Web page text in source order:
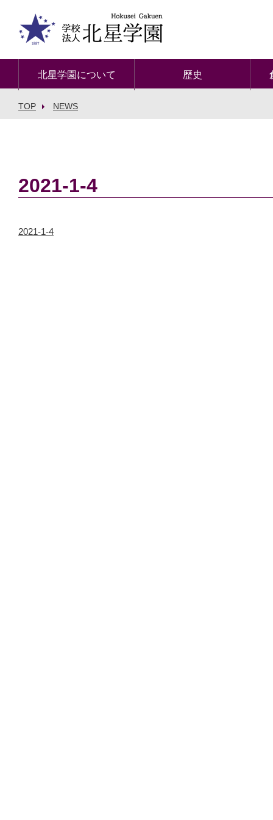
北星学園について 歴史
TOP NEWS
2021-1-4
2021-1-4